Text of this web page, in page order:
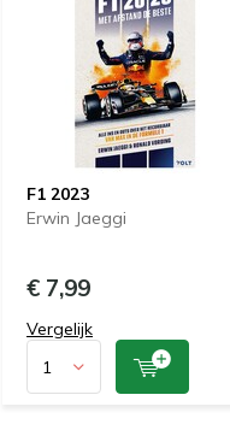
F1 2023
Erwin Jaeggi
€ 7,99
Vergelijk